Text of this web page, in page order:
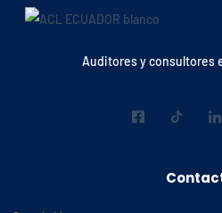
Auditores y consultores